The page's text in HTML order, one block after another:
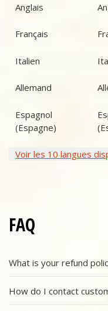
Anglais
Français
Italien
Allemand
Espagnol
(Espagne)
Voir les 10 langues
FAQ
What is your refund
How do I contact